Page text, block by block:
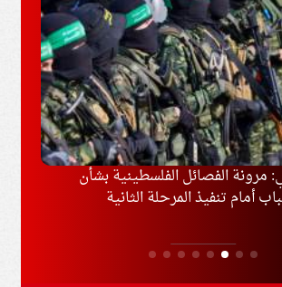
مرونة الفصائل الفلسطينية بشأن
أمام تنفيذ المرحلة الثانية